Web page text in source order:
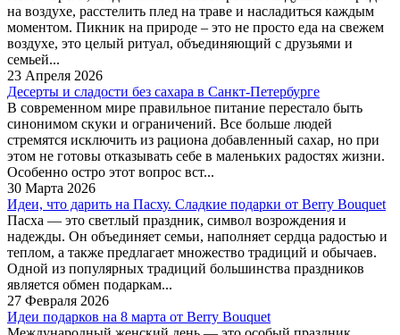
на воздухе, расстелить плед на траве и насладиться каждым
моментом. Пикник на природе – это не просто еда на свежем
воздухе, это целый ритуал, объединяющий с друзьями и
семьей...
23 Апреля 2026
Десерты и сладости без сахара в Санкт-Петербурге
В современном мире правильное питание перестало быть
синонимом скуки и ограничений. Все больше людей
стремятся исключить из рациона добавленный сахар, но при
этом не готовы отказывать себе в маленьких радостях жизни.
Особенно остро этот вопрос вст...
30 Марта 2026
Идеи, что дарить на Пасху. Сладкие подарки от Berry Bouquet
Пасха — это светлый праздник, символ возрождения и
надежды. Он объединяет семьи, наполняет сердца радостью и
теплом, а также предлагает множество традиций и обычаев.
Одной из популярных традиций большинства праздников
является обмен подаркам...
27 Февраля 2026
Идеи подарков на 8 марта от Berry Bouquet